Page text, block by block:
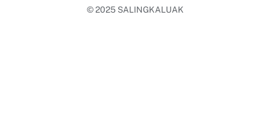
© 2025 SALINGKALUAK